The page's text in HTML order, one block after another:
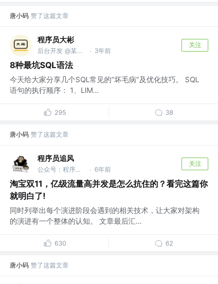
唐小码 赞了这篇文章
程序员大彬
后台开发 @某互联网公司 · 3年前
关注
8种最坑SQL语法
今天给大家分享几个SQL常见的“坏毛病”及优化技巧。 SQL
语句的执行顺序： 1、LIM...
295 38
唐小码 赞了这篇文章
程序员追风
公众号：程序员追风 · 6年前
关注
淘宝双11，亿级流量高并发是怎么抗住的？看完这篇你
就明白了!
同时列举出每个演进阶段会遇到的相关技术，让大家对架构
的演进有一个整体的认知。 文章最后汇...
630 62
唐小码 赞了这篇文章